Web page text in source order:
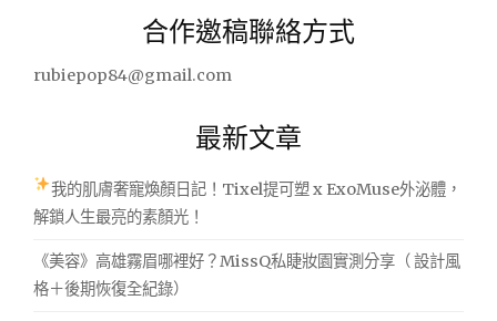
合作邀稿聯絡方式
rubiepop84@gmail.com
最新文章
我的肌膚奢寵煥顏日記！Tixel提可塑 x ExoMuse外泌體，
解鎖人生最亮的素顏光！
《美容》高雄霧眉哪裡好？MissQ私睫妝園實測分享（ 設計風
格＋後期恢復全紀錄）